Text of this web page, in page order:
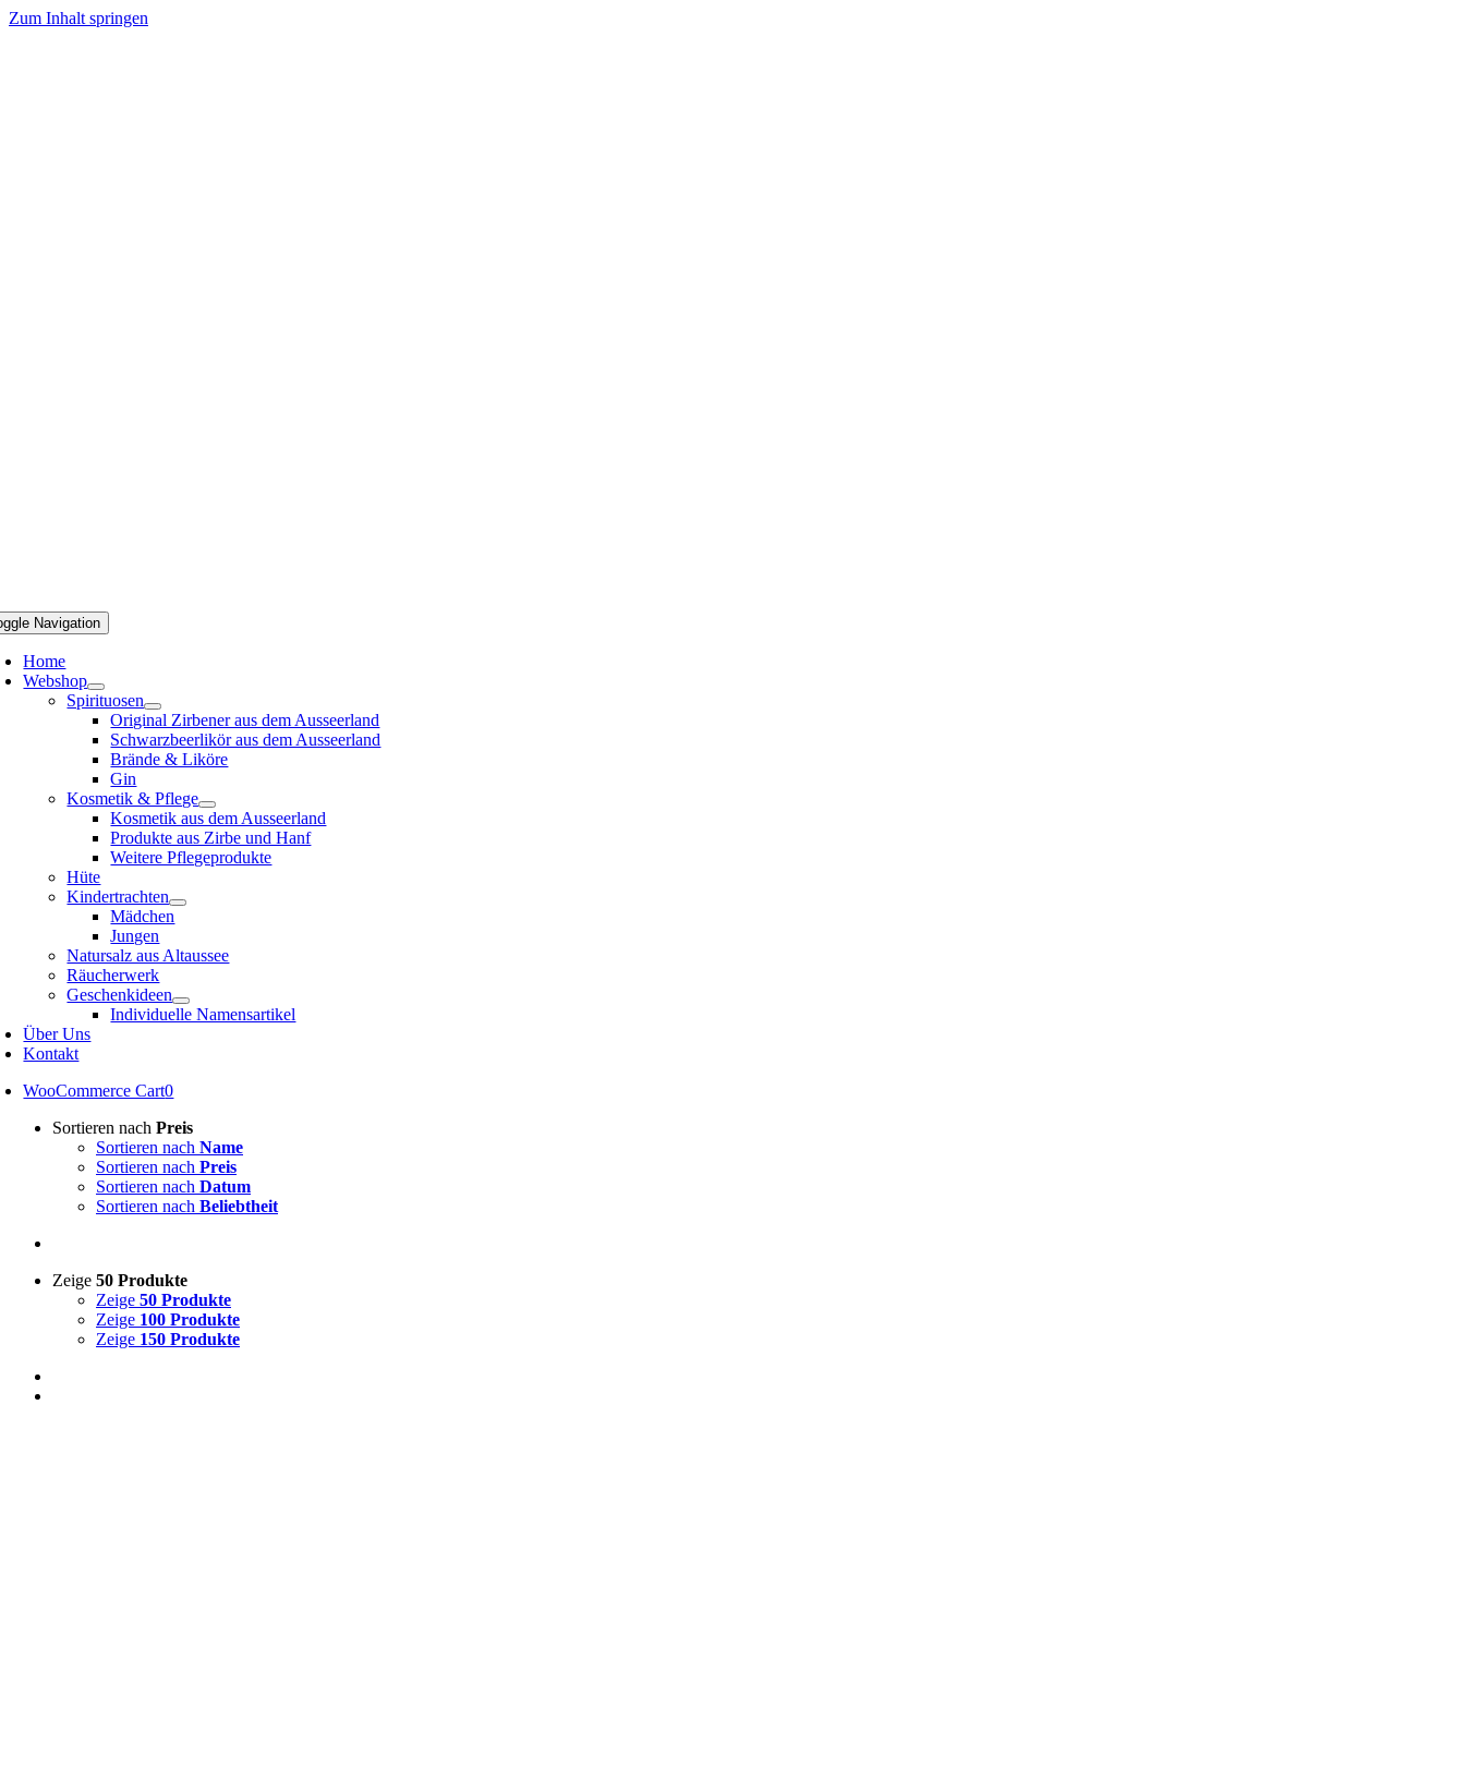
Zum Inhalt springen
Navigation
Home
Webshop
Spirituosen
Original Zirbener aus dem Ausseerland
Schwarzbeerlikör aus dem Ausseerland
Brände & Liköre
Gin
Kosmetik & Pflege
Kosmetik aus dem Ausseerland
Produkte aus Zirbe und Hanf
Weitere Pflegeprodukte
Hüte
Kindertrachten
Mädchen
Jungen
Natursalz aus Altaussee
Räucherwerk
Geschenkideen
Individuelle Namensartikel
Über Uns
Kontakt
WooCommerce Cart0
Sortieren nach Preis
Sortieren nach Name
Sortieren nach Preis
Sortieren nach Datum
Sortieren nach Beliebtheit
Zeige 50 Produkte
Zeige 50 Produkte
Zeige 100 Produkte
Zeige 150 Produkte